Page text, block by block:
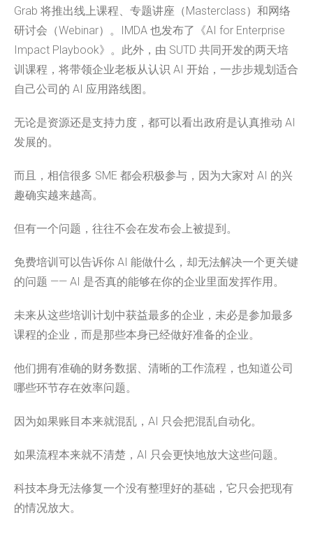
Grab 将推出线上课程、专题讲座（Masterclass）和网络
研讨会（Webinar）。IMDA 也发布了《AI for Enterprise
Impact Playbook》。此外，由 SUTD 共同开发的两天培
训课程，将带领企业老板从认识 AI 开始，一步步规划适合
自己公司的 AI 应用路线图。
无论是资源还是支持力度，都可以看出政府是认真推动 AI
发展的。
而且，相信很多 SME 都会积极参与，因为大家对 AI 的兴
趣确实越来越高。
但有一个问题，往往不会在发布会上被提到。
免费培训可以告诉你 AI 能做什么，却无法解决一个更关键
的问题 —— AI 是否真的能够在你的企业里面发挥作用。
未来从这些培训计划中获益最多的企业，未必是参加最多
课程的企业，而是那些本身已经做好准备的企业。
他们拥有准确的财务数据、清晰的工作流程，也知道公司
哪些环节存在效率问题。
因为如果账目本来就混乱，AI 只会把混乱自动化。
如果流程本来就不清楚，AI 只会更快地放大这些问题。
科技本身无法修复一个没有整理好的基础，它只会把现有
的情况放大。